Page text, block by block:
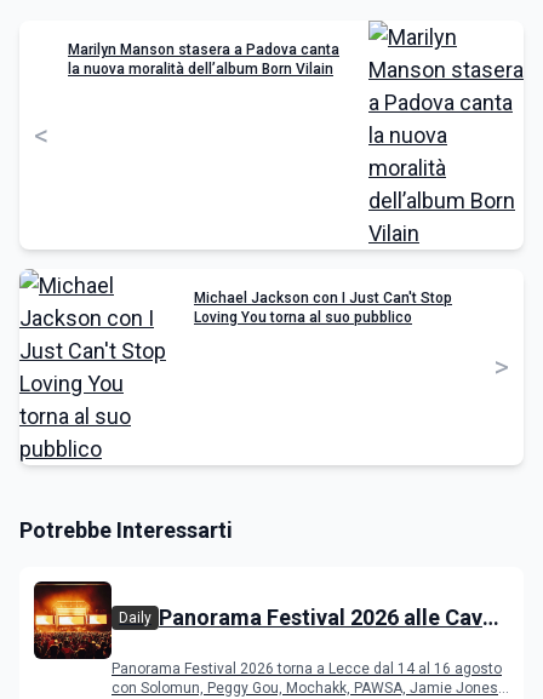
<
Marilyn Manson stasera a Padova canta
la nuova moralità dell’album Born Vilain
Michael Jackson con I Just Can't Stop
Loving You torna al suo pubblico
>
Potrebbe Interessarti
Daily Panorama Festival 2026 alle Cave
programma
Panorama Festival 2026 torna a Lecce dal 14 al 16 agosto
con Solomun, Peggy Gou, Mochakk, PAWSA, Jamie Jones